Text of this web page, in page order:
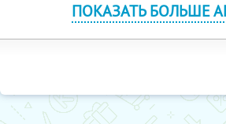
ПОКАЗАТЬ БОЛЬШЕ